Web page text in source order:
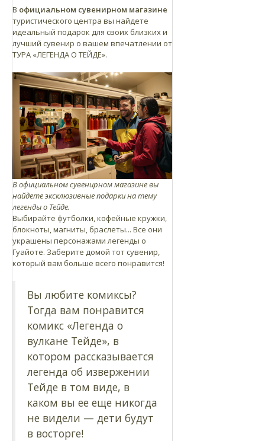
В официальном сувенирном магазине
туристического центра вы найдете
идеальный подарок для своих близких и
лучший сувенир о вашем впечатлении от
ТУРА «ЛЕГЕНДА О ТЕЙДЕ».
В официальном сувенирном магазине вы
найдете эксклюзивные подарки на тему
легенды о Тейде.
Выбирайте футболки, кофейные кружки,
блокноты, магниты, браслеты... Все они
украшены персонажами легенды о
Гуайоте. Заберите домой тот сувенир,
который вам больше всего понравится!
Вы любите комиксы?
Тогда вам понравится
комикс «Легенда о
вулкане Тейде», в
котором рассказывается
легенда об извержении
Тейде в том виде, в
каком вы ее еще никогда
не видели — дети будут
в восторге!